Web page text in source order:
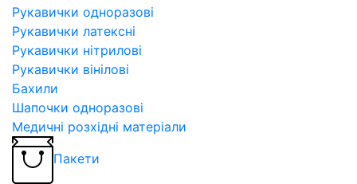
Рукавички одноразові
Рукавички латексні
Рукавички нітрилові
Рукавички вінілові
Бахили
Шапочки одноразові
Медичні розхідні матеріали
Пакети